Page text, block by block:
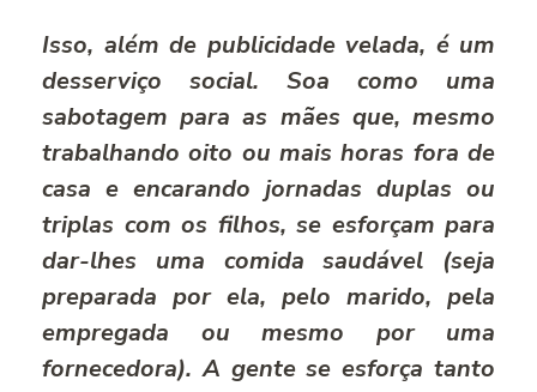
Isso, além de publicidade velada, é um
desserviço social. Soa como uma
sabotagem para as mães que, mesmo
trabalhando oito ou mais horas fora de
casa e encarando jornadas duplas ou
triplas com os filhos, se esforçam para
dar-lhes uma comida saudável (seja
preparada por ela, pelo marido, pela
empregada ou mesmo por uma
fornecedora). A gente se esforça tanto